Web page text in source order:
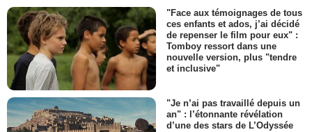
"Face aux témoignages de tous
ces enfants et ados, j’ai décidé
de repenser le film pour eux" :
Tomboy ressort dans une
nouvelle version, plus "tendre
et inclusive"
"Je n’ai pas travaillé depuis un
an" : l’étonnante révélation
d’une des stars de L’Odyssée